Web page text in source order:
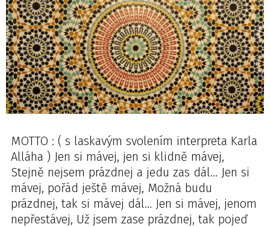
MOTTO : ( s laskavým svolením interpreta Karla
Alláha ) Jen si mávej, jen si klidně mávej,
Stejně nejsem prázdnej a jedu zas dál… Jen si
mávej, pořád ještě mávej, Možná budu
prázdnej, tak si mávej dál… Jen si mávej, jenom
nepřestávej, Už jsem zase prázdnej, tak pojeď